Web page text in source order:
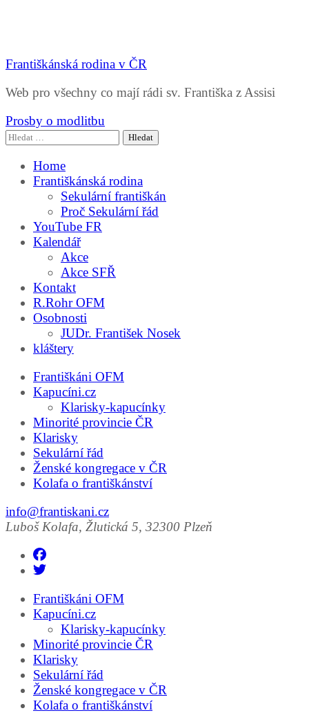
Františkánská rodina v ČR
Web pro všechny co mají rádi sv. Františka z Assisi
Prosby o modlitbu
Vyhledávání
Home
Františkánská rodina
Sekulární františkán
Proč Sekulární řád
YouTube FR
Kalendář
Akce
Akce SFŘ
Kontakt
R.Rohr OFM
Osobnosti
JUDr. František Nosek
kláštery
Františkáni OFM
Kapucíni.cz
Klarisky-kapucínky
Minorité provincie ČR
Klarisky
Sekulární řád
Ženské kongregace v ČR
Kolafa o františkánství
info@frantiskani.cz
Luboš Kolafa, Žlutická 5, 32300 Plzeň
Františkáni OFM
Kapucíni.cz
Klarisky-kapucínky
Minorité provincie ČR
Klarisky
Sekulární řád
Ženské kongregace v ČR
Kolafa o františkánství